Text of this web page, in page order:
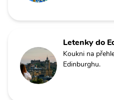
Letenky do
Koukni na
Edinburghu.